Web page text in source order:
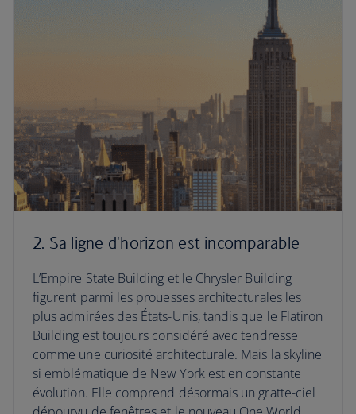
2. Sa ligne d'horizon est incomparable
L’Empire State Building et le Chrysler Building
figurent parmi les prouesses architecturales les
plus admirées des États-Unis, tandis que le Flatiron
Building est toujours considéré avec tendresse
comme une curiosité architecturale. Mais la skyline
si emblématique de New York est en constante
évolution. Elle comprend désormais un gratte-ciel